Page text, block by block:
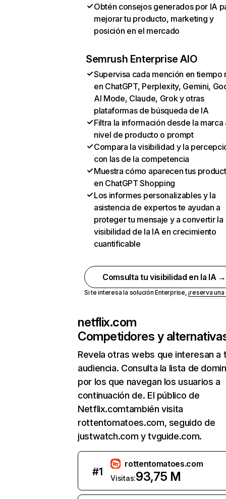
Obtén consejos generados por IA
mejorar tu producto, marketing y
posición en el mercado
Semrush Enterprise AIO
Supervisa cada mención en tiempo
en ChatGPT, Perplexity, Gemini,
AI Mode, Claude, Grok y otras
plataformas de búsqueda de IA
Filtra la información desde la marca
nivel de producto o prompt
Compara la visibilidad y la
con las de la competencia
Muestra cómo aparecen tus
en ChatGPT Shopping
Los informes personalizables y la
asistencia de expertos te ayudan a
proteger tu mensaje y a convertir la
visibilidad de la IA en crecimiento
cuantificable
Comsulta tu visibilidad en la IA →
Si te interesa la solución Enterprise,¡reserva
netflix.com
Competidores y
Revela otras webs que interesan a
audiencia. Consulta la lista de
por los que navegan los usuarios a
continuación de. El público de
Netflix.comtambién visita
rottentomatoes.com, seguido de
justwatch.com y tvguide.com.
#1
rottentomatoes.com
Visitas:93,75 M